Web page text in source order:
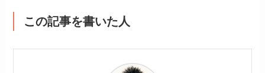
この記事を書いた人